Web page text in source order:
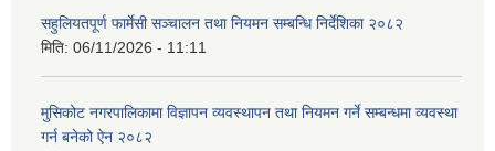
सहुलियतपूर्ण फार्मेसी सञ्चालन तथा नियमन सम्बन्धि निर्देशिका २०८२
मिति: 06/11/2026 - 11:11
मुसिकोट नगरपालिकामा विज्ञापन व्यवस्थापन तथा नियमन गर्ने सम्बन्धमा व्यवस्था
गर्न बनेको ऐन २०८२